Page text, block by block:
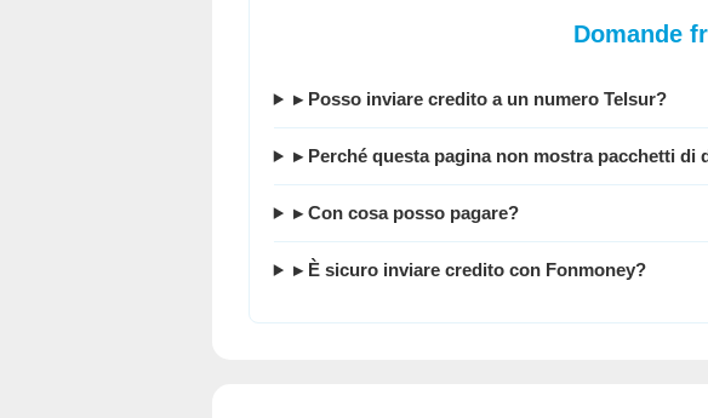
Domande
▸ Posso inviare credito a un numero Telsur?
▸ Perché questa pagina non mostra pacchetti di
▸ Con cosa posso pagare?
▸ È sicuro inviare credito con Fonmoney?